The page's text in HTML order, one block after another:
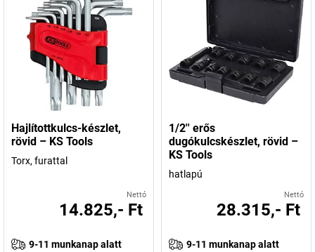
Hajlítottkulcs-készlet,
rövid – KS Tools
Torx, furattal
Nettó
14.825,- Ft
9-11 munkanap alatt
1/2'' erős
dugókulcskészlet, rövid –
KS Tools
hatlapú
Nettó
28.315,- Ft
9-11 munkanap alatt